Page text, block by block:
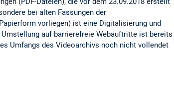
bei alten Fassungen der
vorliegen) ist eine Digitalisierung und
auf barrierefreie Webauftritte ist bereits
Umfangs des Videoarchivs noch nicht vollendet